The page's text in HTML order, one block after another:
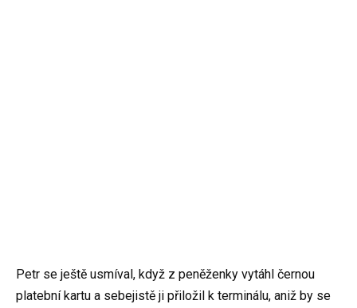
Petr se ještě usmíval, když z peněženky vytáhl černou
platební kartu a sebejistě ji přiložil k terminálu, aniž by se